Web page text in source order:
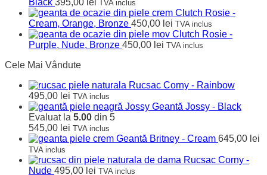
TVA inclus
Clutch Rosie -
Cream, Orange, Bronze 450,00 lei TVA inclus
Clutch Rosie -
Purple, Nude, Bronze 450,00 lei TVA inclus
Cele Mai Vândute
Rucsac Corny - Rainbow
495,00 lei TVA inclus
Geantă Jossy - Black
Evaluat la 5.00 din 5
545,00 lei TVA inclus
Geantă Britney - Cream 645,00 lei
TVA inclus
Rucsac Corny -
Nude 495,00 lei TVA inclus